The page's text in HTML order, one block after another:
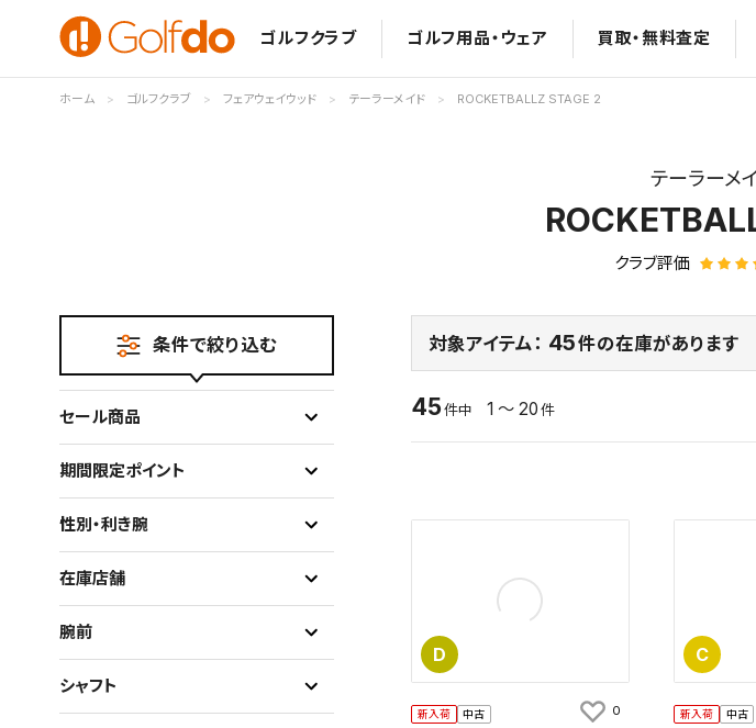
ゴルフクラブ ゴルフ用品・ウェア 買取・無料査定
ホーム ゴルフクラブ フェアウェイウッド テーラーメイド ROCKETBALLZ STAGE 2
テーラーメ
クラブ評価
対象アイテム： 45件の在庫があります
45 件中 1 ～ 20 件
D
新入荷 中古 0
C
新入荷 中古
条件で絞り込む
セール商品
期間限定ポイント
性別・利き腕
在庫店舗
腕前
シャフト